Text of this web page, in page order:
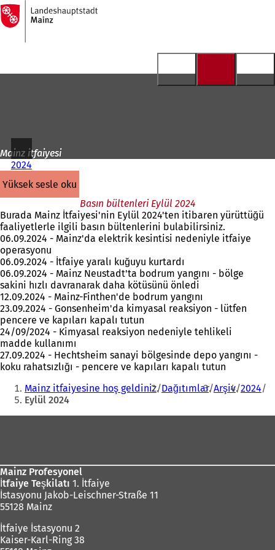
İçeriğe atla
Ana
sayfaya
Mainz itfaiyesi
2024
yüksek sesle oku
Basın bültenleri Eylül 2024
Burada Mainz İtfaiyesi'nin Eylül 2024'ten itibaren yürüttüğü
faaliyetlerle ilgili basın bültenlerini bulabilirsiniz.
06.09.2024 - Mainz'da elektrik kesintisi nedeniyle itfaiye
operasyonu
06.09.2024 - İtfaiye yaralı kuğuyu kurtardı
06.09.2024 - Mainz Neustadt'ta bodrum yangını - bölge
sakini hızlı davranarak daha kötüsünü önledi
12.09.2024 - Mainz-Finthen'de bodrum yangını
23.09.2024 - Gonsenheim'da kimyasal reaksiyon - lütfen
pencere ve kapıları kapalı tutun
24/09/2024 - Kimyasal reaksiyon nedeniyle tehlikeli
madde kullanımı
27.09.2024 - Hechtsheim sanayi bölgesinde depo yangını -
koku rahatsızlığı - pencere ve kapıları kapalı tutun
Buradasınız:
Mainz itfaiyesine hoş geldiniz Dağıtımlar Arşiv 2024
Eylül 2024
Mainz Profesyonel
İtfaiye Teşkilatı 1. İtfaiye
İstasyonu Jakob-Leischner-Straße 11
55128 Mainz
İtfaiye İstasyonu 2
Kaiser-Karl-Ring 38